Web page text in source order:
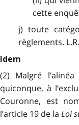
cette
j) toute
règlements.
Idem
(2) Malgré
quiconque, à
Couronne, est
l’article 19 de la Loi